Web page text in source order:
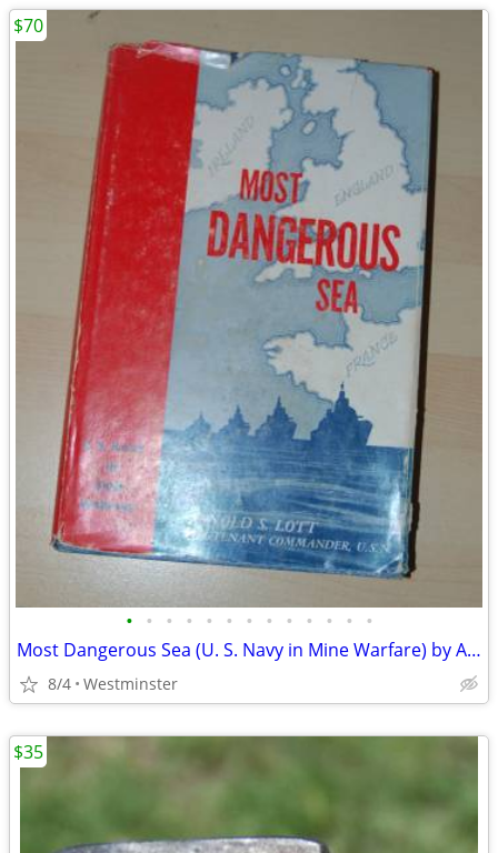
• • • • • • • • • • • • •
Most Dangerous Sea (U. S. Navy in Mine Warfare) by Arnold S. Lott Hard
8/4 Westminster
$70
$35